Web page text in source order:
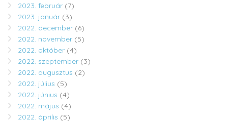
2023. február (7)
2023. január (3)
2022. december (6)
2022. november (5)
2022. október (4)
2022. szeptember (3)
2022. augusztus (2)
2022. július (5)
2022. június (4)
2022. május (4)
2022. április (5)